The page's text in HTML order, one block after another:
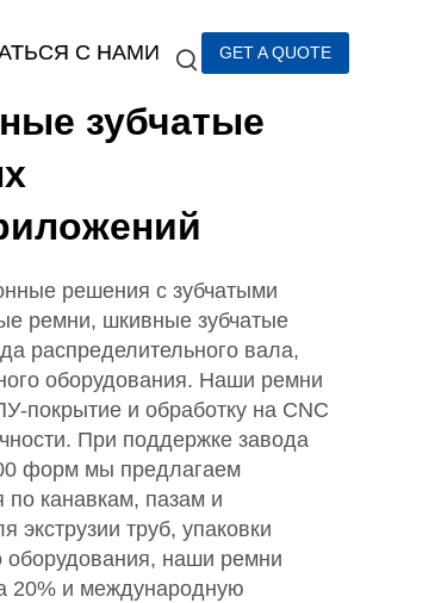
С НАМИ GET A QUOTE
зубчатые
решения с зубчатыми
ремни, шкивные зубчатые
распределительного вала,
оборудования. Наши ремни
покрытие и обработку на CNC
При поддержке завода
форм мы предлагаем
по канавкам, пазам и
экструзии труб, упаковки
наши ремни
20% и международную